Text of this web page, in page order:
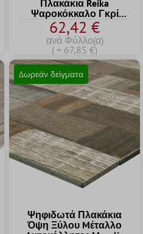
Πλακάκια Reika
Ψαροκόκκαλο Γκρί
Cream
62,42 €
ανά Φύλλο(α)
( = 67,85 €)
Δωρεάν δείγματα
Ψηφιδωτά Πλακάκια
Όψη Ξύλου Mέταλλο